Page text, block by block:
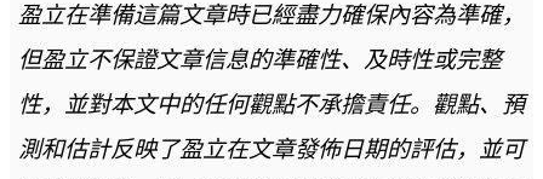
盈立在準備這篇文章時已經盡力確保內容為準確，
但盈立不保證文章信息的準確性、及時性或完整
性，並對本文中的任何觀點不承擔責任。觀點、預
測和估計反映了盈立在文章發佈日期的評估，並可